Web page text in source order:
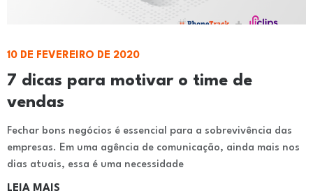
7 dicas para motivar o time de
vendas
10 DE FEVEREIRO DE 2020
Fechar bons negócios é essencial para a sobrevivência das
empresas. Em uma agência de comunicação, ainda mais nos
dias atuais, essa é uma necessidade
LEIA MAIS